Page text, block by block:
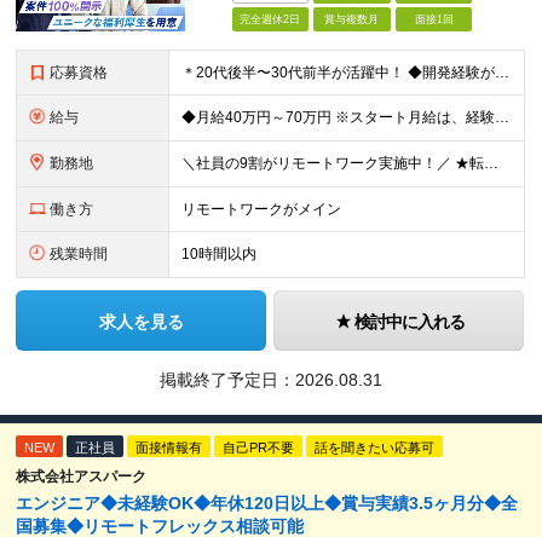
完全週休2日 賞与複数月 面接1回
応募資格 ＊20代後半〜30代前半が活躍中！ ◆開発経験が3年以上ある方（Web・オープン系システム等） ◆学歴不問 ★Java(Spring、Spring Boot)、Python(Django)、 Re
給与 ◆月給40万円～70万円 ※スタート月給は、経験・能力・前職の給与等を考慮の上で決定いたします。 ※上記金額には残業の有無に関わらず、 月30時間分の固定残業代（7万6,000円～13万3,000円
勤務地 ＼社員の9割がリモートワーク実施中！／ ★転勤ナシ！ ★UIターン歓迎！ 関東、関西、東海、九州・中国エリアの各プロジェクト先から希望を優先して決定。 ※リモート案件も多数あり！ ◆関東エリア
働き方 リモートワークがメイン
残業時間 10時間以内
求人を見る 検討中に入れる
掲載終了予定日： 2026.08.31
NEW 正社員 面接情報有 自己PR不要 話を聞きたい応募可
株式会社アスパーク
エンジニア◆未経験OK◆年休120日以上◆賞与実績3.5ヶ月分◆全
国募集◆リモートフレックス相談可能